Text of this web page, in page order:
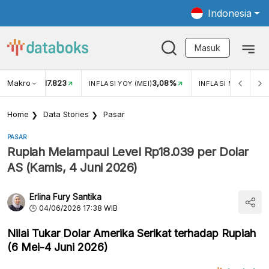
Indonesia
Masuk
Makro
USD/IDR 17.823 INFLASI YOY (MEI)3,08% INFLASI MOM (MEI)
Home Data Stories Pasar
PASAR
Rupiah Melampaui Level Rp18.039 per Dolar
AS (Kamis, 4 Juni 2026)
Erlina Fury Santika
04/06/2026 17:38 WIB
Nilai Tukar Dolar Amerika Serikat terhadap Rupiah
(6 Mei-4 Juni 2026)